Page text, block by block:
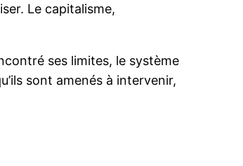
Le capitalisme,
ses limites, le système
sont amenés à intervenir,